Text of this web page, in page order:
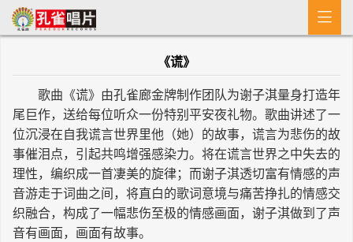
首 页
MV
新闻
艺人介绍
专辑
收歌

《谎》
歌曲《谎》由孔雀廊金牌制作团队为谢子淇量身打造年
尾巨作，送给每位听众一份特别平安夜礼物。歌曲讲述了一
位沉浸在自我谎言世界里他（她）的故事，谎言为悲伤的故
事催泪点，引起共鸣增强感染力。将在谎言世界之中失去的
理性，编织成一首凄美的旋律；而谢子淇透切富有情感的声
音游走于词曲之间，将直白的歌词意境与痛苦挣扎的情感交
织融合，构成了一幅悲伤至极的情感画面，谢子淇做到了声
音有画面，画面有故事。